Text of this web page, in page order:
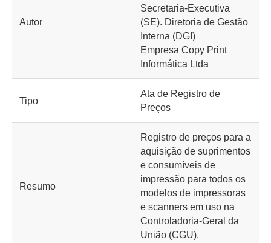
Autor
Secretaria-Executiva
(SE). Diretoria de Gestão
Interna (DGI)
Empresa Copy Print
Informática Ltda
Tipo
Ata de Registro de
Preços
Resumo
Registro de preços para a
aquisição de suprimentos
e consumíveis de
impressão para todos os
modelos de impressoras
e scanners em uso na
Controladoria-Geral da
União (CGU).